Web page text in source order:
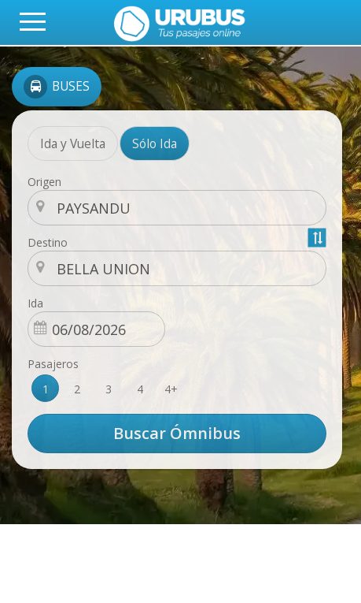
BUSES
Ida y Vuelta Sólo Ida
Origen
Destino
Ida
Pasajeros
1
2 3 4 4+